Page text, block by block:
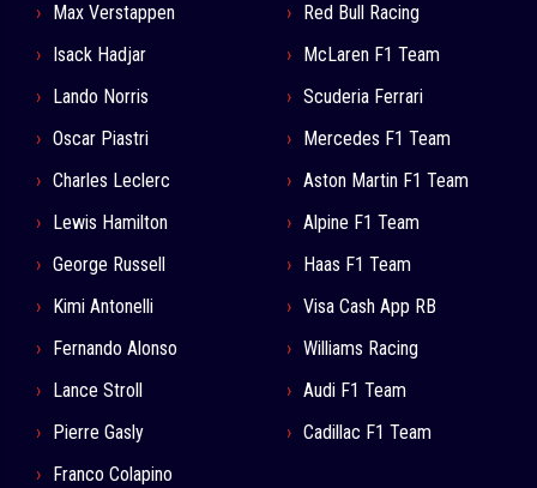
Max Verstappen
Isack Hadjar
Lando Norris
Oscar Piastri
Charles Leclerc
Lewis Hamilton
George Russell
Kimi Antonelli
Fernando Alonso
Lance Stroll
Pierre Gasly
Franco Colapino
Red Bull Racing
McLaren F1 Team
Scuderia Ferrari
Mercedes F1 Team
Aston Martin F1 Team
Alpine F1 Team
Haas F1 Team
Visa Cash App RB
Williams Racing
Audi F1 Team
Cadillac F1 Team